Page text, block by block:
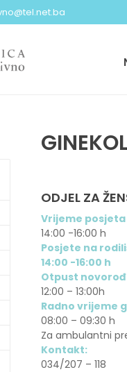
ODJEL ZA
Vrijeme
14:00 -16:00 h
Posjete na
14:00 -16:00 h
Otpust
12:00 – 13:00h
Radno vrijeme
08:00 – 09:30 h
Za ambulantni
Kontakt:
034/207 – 118